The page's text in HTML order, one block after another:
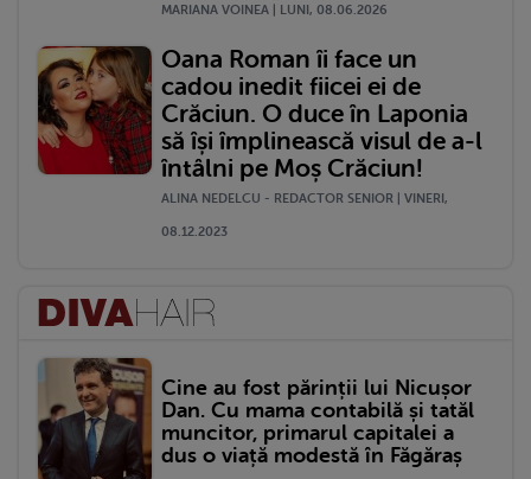
MARIANA VOINEA | LUNI, 08.06.2026
Oana Roman îi face un
cadou inedit fiicei ei de
Crăciun. O duce în Laponia
să își împlinească visul de a-l
întâlni pe Moș Crăciun!
ALINA NEDELCU - REDACTOR SENIOR | VINERI,
08.12.2023
Cine au fost părinții lui Nicușor
Dan. Cu mama contabilă și tatăl
muncitor, primarul capitalei a
dus o viață modestă în Făgăraș